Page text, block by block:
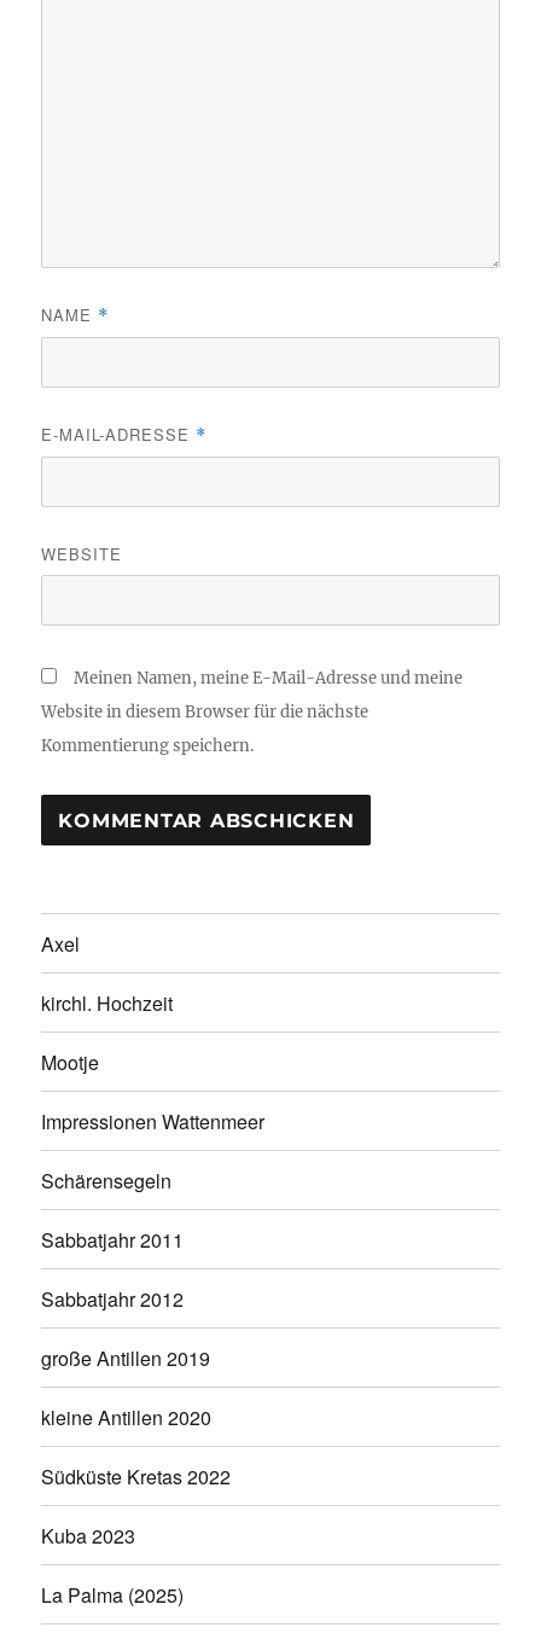
NAME *
E-MAIL-ADRESSE *
WEBSITE
Meinen Namen, meine E-Mail-Adresse und meine
Website in diesem Browser für die nächste
Kommentierung speichern.
Axel
kirchl. Hochzeit
Mootje
Impressionen Wattenmeer
Schärensegeln
Sabbatjahr 2011
Sabbatjahr 2012
große Antillen 2019
kleine Antillen 2020
Südküste Kretas 2022
Kuba 2023
La Palma (2025)